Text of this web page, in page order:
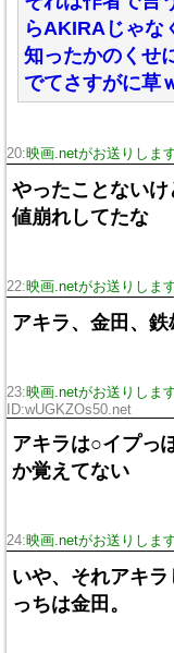
らAKIRAじゃな
知ったかのくせ
でてさすがに草
20:映画.netがお送りしま
やったことない
値崩れしてたな
22:映画.netがお送りしま
アキラ、金田、
23:映画.netがお送りしま
ID:wUGKZOs50.net
アキラは○イプっ
か覚えてない
24:映画.netがお送りしま
いや、それアキ
っちは金田。